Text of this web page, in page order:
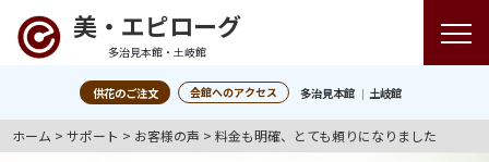
美・エピローグ
多治見本館・土岐館
供花のご注文 会館へのアクセス 多治見本館 土岐館
ホーム >サポート > お客様の声 >料金も明確、とても頼りになりました